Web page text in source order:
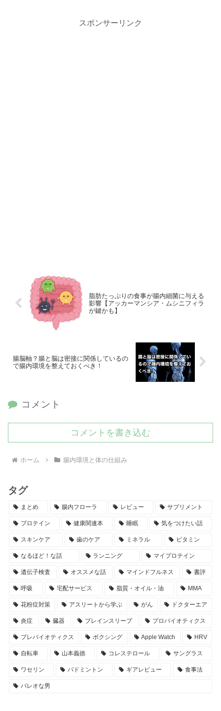
スポンサーリンク
脂肪たっぷりの食事が腸内細菌に与える
影響【アッカーマンシア・ムシニフィラ
が鍵かも】
腸脳軸？腸と脳は密接に関係しているの
で腸内環境を整えておくべき！
コメント
コメントを書き込む
ホーム 腸内環境と体の仕組み
タグ
まとめ 腸内フローラ レビュー サプリメント
プロテイン 健康関連本 睡眠 気をつけたい話
スキンケア 歯のケア ミネラル ビタミン
なるほど！な話 ランニング マイプロテイン
遺伝子検査 オススメな話 マインドフルネス 書評
呼吸 宅配サービス 脂質・オイル・油 MMA
花粉症対策 アスリートから学ぶ がん ドクターエア
炎症 臓器 ブレインスリープ プロバイオティクス
プレバイオティクス ボクシング Apple Watch HRV
自転車 山本義徳 コレステロール サングラス
ワセリン バドミントン ギアレビュー 食事法
パレオな男